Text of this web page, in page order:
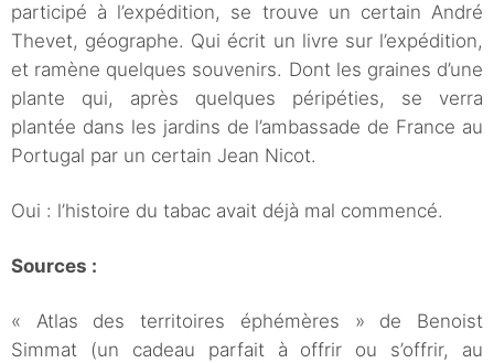
participé à l’expédition, se trouve un certain André
Thevet, géographe. Qui écrit un livre sur l’expédition,
et ramène quelques souvenirs. Dont les graines d’une
plante qui, après quelques péripéties, se verra
plantée dans les jardins de l’ambassade de France au
Portugal par un certain Jean Nicot.
Oui : l’histoire du tabac avait déjà mal commencé.
Sources :
« Atlas des territoires éphémères » de Benoist
Simmat (un cadeau parfait à offrir ou s’offrir, au